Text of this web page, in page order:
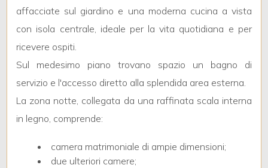
affacciate sul giardino e una moderna cucina a vista
con isola centrale, ideale per la vita quotidiana e per
ricevere ospiti.
Sul medesimo piano trovano spazio un bagno di
servizio e l'accesso diretto alla splendida area esterna.
La zona notte, collegata da una raffinata scala interna
in legno, comprende:
camera matrimoniale di ampie dimensioni;
due ulteriori camere;
3